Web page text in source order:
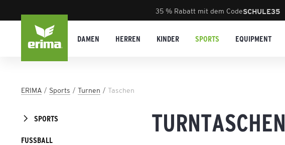
35 % Rabatt mit dem CodeSCHULE35
DAMEN HERREN KINDER SPORTS EQUIPMENT
ERIMA Sports Turnen Taschen
SPORTS
FUSSBALL
TURNTASCHEN